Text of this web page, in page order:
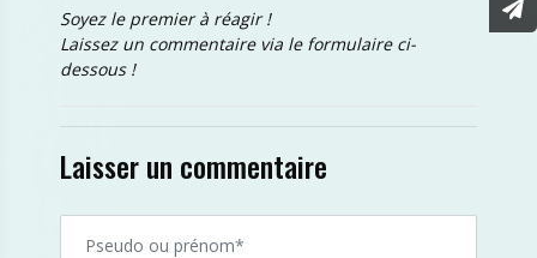
Soyez le premier à réagir !
Laissez un commentaire via le formulaire ci-
dessous !
Laisser un commentaire